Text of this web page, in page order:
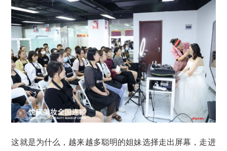
这就是为什么，越来越多聪明的姐妹选择走出屏幕，走进